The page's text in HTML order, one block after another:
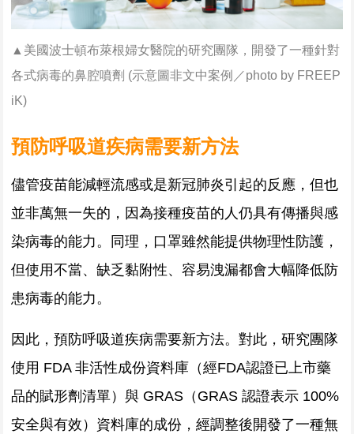
▲美國波士頓布萊根婦女醫院的研究團隊，開發了一種針對
各式病毒的鼻腔噴劑 (示意圖非文中案例 ／photo by FREEP
iK)
預防呼吸道疾病需要新方法
儘管疫苗能減輕流感或是新冠肺炎引起的反應，但也
並非萬無一失的，因為接種疫苗的人仍具有傳播與感
染病毒的能力。同理，口罩雖然能提供物理性防護，
但使用不當、缺乏黏附性、容易洩漏都會大幅降低防
患病毒的能力。
因此，預防呼吸道疾病需要新方法。對此，研究團隊
使用 FDA 非活性成份資料庫（經FDA認證已上市藥
品的賦形劑清單）與 GRAS（GRAS 認證表示 100%
安全與有效）資料庫的成份，經調整後開發了一種無